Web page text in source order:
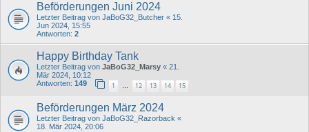
Beförderungen Juni 2024
Letzter Beitrag von JaBoG32_Butcher « 15.
Jun 2024, 15:55
Antworten: 2
Happy Birthday Tank
Letzter Beitrag von JaBoG32_Marsy « 21.
Mär 2024, 10:12
Antworten: 149 1 … 12 13 14 15
Beförderungen März 2024
Letzter Beitrag von JaBoG32_Razorback «
18. Mär 2024, 20:06